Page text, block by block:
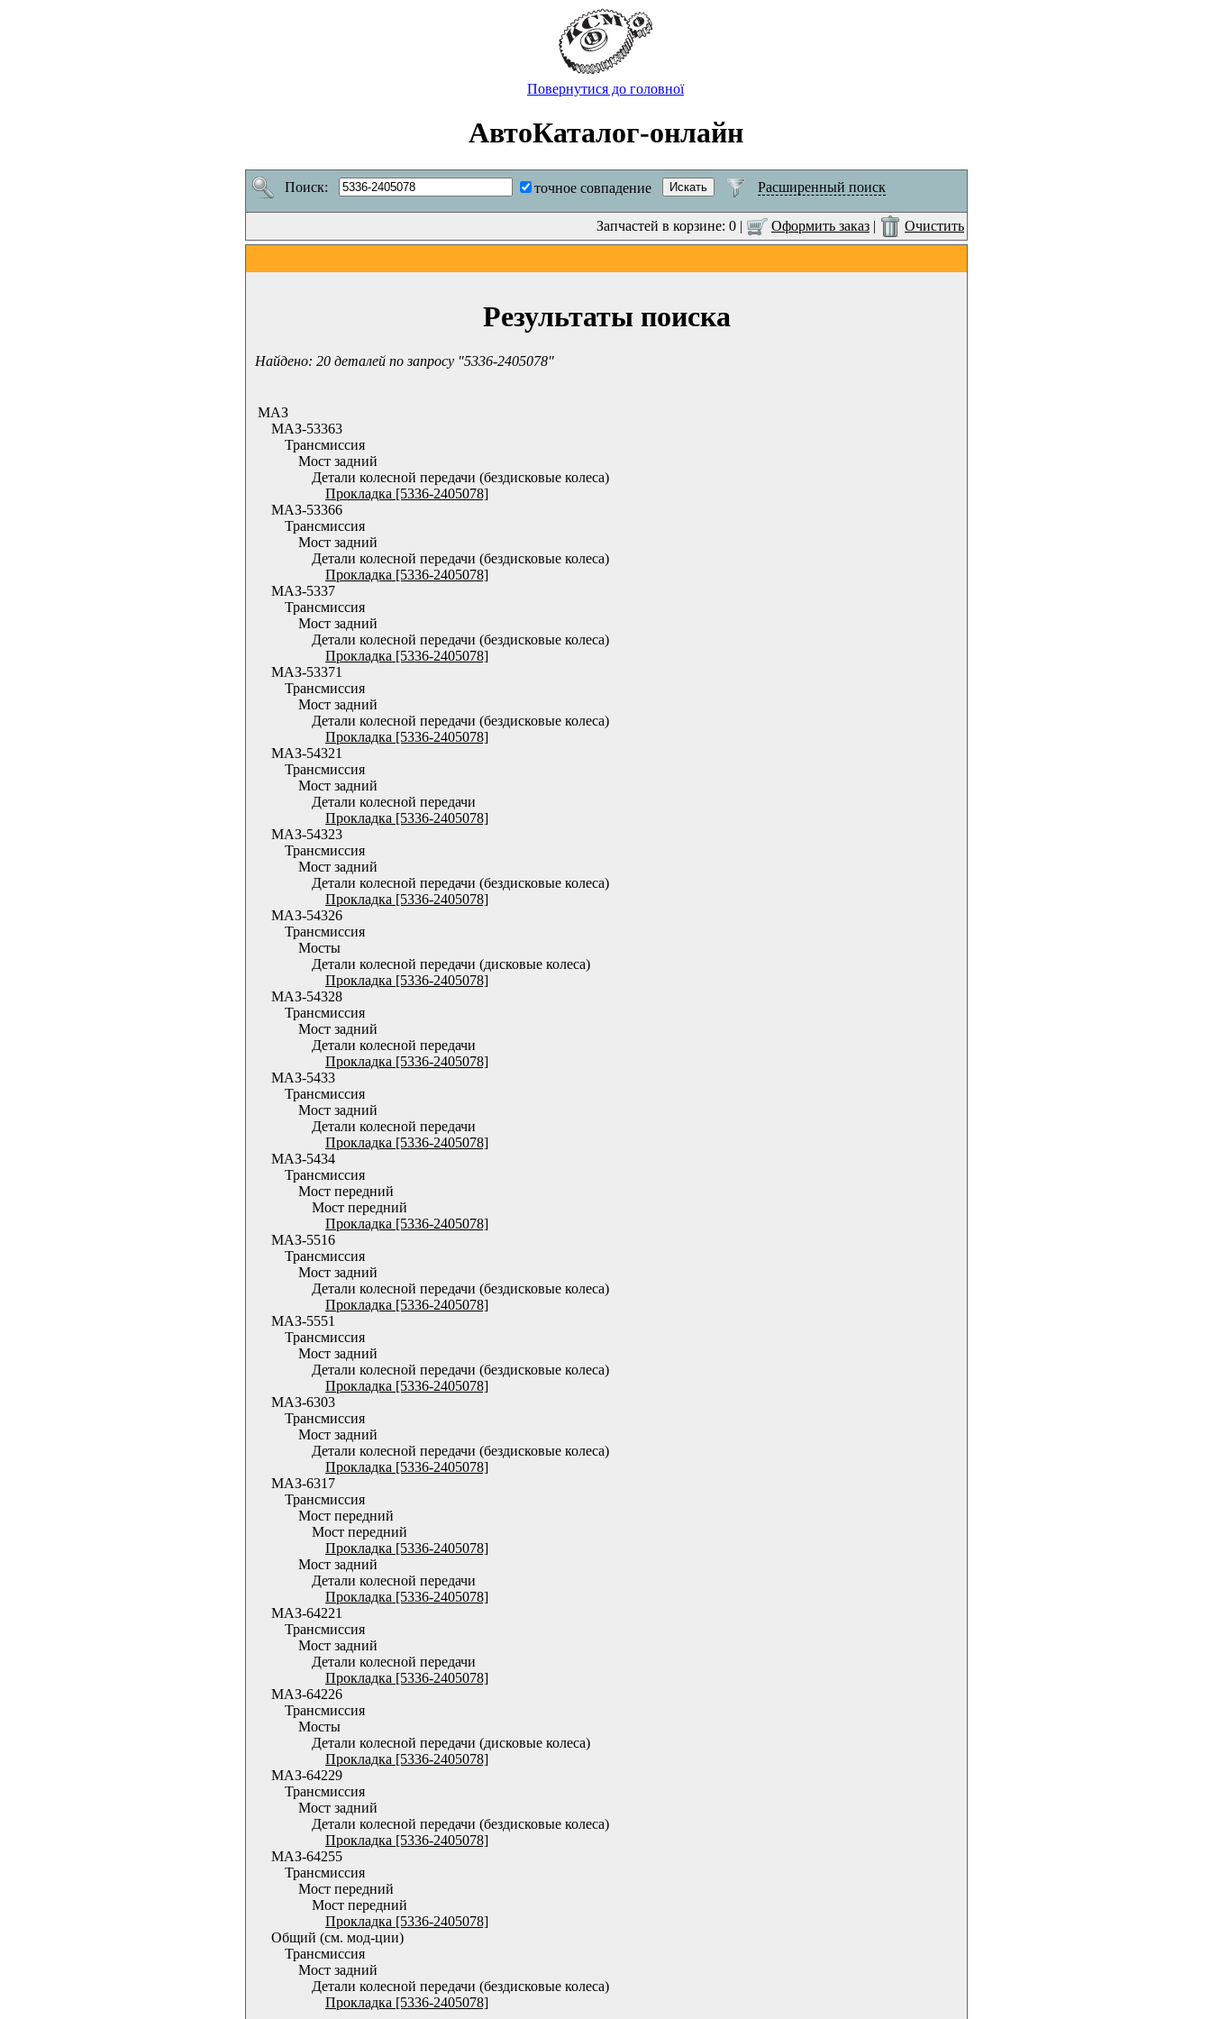
Повернутися до головної
АвтоКаталог-онлайн
Поиск: точное совпадение Расширенный поиск
Запчастей в корзине: 0 | Оформить заказ | Очистить
Результаты поиска
Найдено: 20 деталей по запросу "5336-2405078"
МАЗ
МАЗ-53363
Трансмиссия
Мост задний
Детали колесной передачи (бездисковые колеса)
Прокладка [5336-2405078]
МАЗ-53366
Трансмиссия
Мост задний
Детали колесной передачи (бездисковые колеса)
Прокладка [5336-2405078]
МАЗ-5337
Трансмиссия
Мост задний
Детали колесной передачи (бездисковые колеса)
Прокладка [5336-2405078]
МАЗ-53371
Трансмиссия
Мост задний
Детали колесной передачи (бездисковые колеса)
Прокладка [5336-2405078]
МАЗ-54321
Трансмиссия
Мост задний
Детали колесной передачи
Прокладка [5336-2405078]
МАЗ-54323
Трансмиссия
Мост задний
Детали колесной передачи (бездисковые колеса)
Прокладка [5336-2405078]
МАЗ-54326
Трансмиссия
Мосты
Детали колесной передачи (дисковые колеса)
Прокладка [5336-2405078]
МАЗ-54328
Трансмиссия
Мост задний
Детали колесной передачи
Прокладка [5336-2405078]
МАЗ-5433
Трансмиссия
Мост задний
Детали колесной передачи
Прокладка [5336-2405078]
МАЗ-5434
Трансмиссия
Мост передний
Мост передний
Прокладка [5336-2405078]
МАЗ-5516
Трансмиссия
Мост задний
Детали колесной передачи (бездисковые колеса)
Прокладка [5336-2405078]
МАЗ-5551
Трансмиссия
Мост задний
Детали колесной передачи (бездисковые колеса)
Прокладка [5336-2405078]
МАЗ-6303
Трансмиссия
Мост задний
Детали колесной передачи (бездисковые колеса)
Прокладка [5336-2405078]
МАЗ-6317
Трансмиссия
Мост передний
Мост передний
Прокладка [5336-2405078]
Мост задний
Детали колесной передачи
Прокладка [5336-2405078]
МАЗ-64221
Трансмиссия
Мост задний
Детали колесной передачи
Прокладка [5336-2405078]
МАЗ-64226
Трансмиссия
Мосты
Детали колесной передачи (дисковые колеса)
Прокладка [5336-2405078]
МАЗ-64229
Трансмиссия
Мост задний
Детали колесной передачи (бездисковые колеса)
Прокладка [5336-2405078]
МАЗ-64255
Трансмиссия
Мост передний
Мост передний
Прокладка [5336-2405078]
Общий (см. мод-ции)
Трансмиссия
Мост задний
Детали колесной передачи (бездисковые колеса)
Прокладка [5336-2405078]